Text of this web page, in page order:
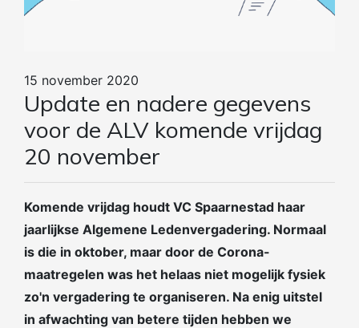
15 november 2020
Update en nadere gegevens
voor de ALV komende vrijdag
20 november
Komende vrijdag houdt VC Spaarnestad haar
jaarlijkse Algemene Ledenvergadering. Normaal
is die in oktober, maar door de Corona-
maatregelen was het helaas niet mogelijk fysiek
zo'n vergadering te organiseren. Na enig uitstel
in afwachting van betere tijden hebben we